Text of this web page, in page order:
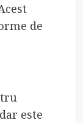
de
este